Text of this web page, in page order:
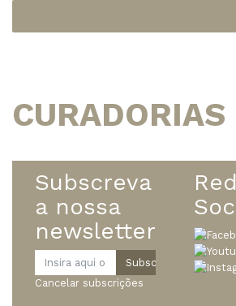
CURADORIAS
Subscreva
a nossa
newsletter
Cancelar subscrições